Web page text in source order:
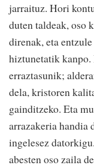
jarraituz. Hori
duten taldeak, oso
direnak, eta
hiztunetatik kanpo.
erraztasunik;
dela, kristoren
gainditzeko. Eta
arrazakeria handia
ingelesez
abesten oso zaila